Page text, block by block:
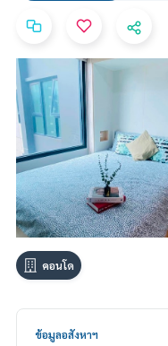
คอนโด
ข้อมูลอสังหาฯ